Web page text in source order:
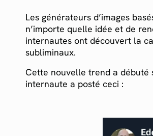
Les générateurs d’images
n’importe quelle idée et de
internautes ont découvert la
subliminaux.
Cette nouvelle trend a débuté
internaute a posté ceci :